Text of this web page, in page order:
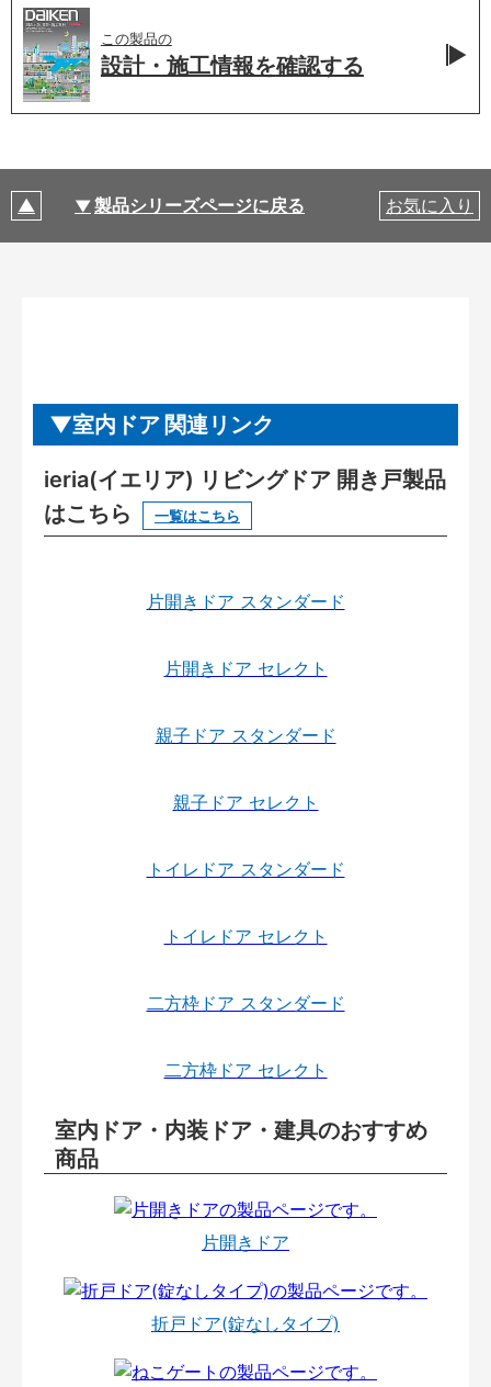
この製品の
設計・施工情報を確認する
製品シリーズページに戻る お気に入り
室内ドア 関連リンク
ieria(イエリア) リビングドア 開き戸製品
はこちら
一覧はこちら
片開きドア スタンダード
片開きドア セレクト
親子ドア スタンダード
親子ドア セレクト
トイレドア スタンダード
トイレドア セレクト
二方枠ドア スタンダード
二方枠ドア セレクト
室内ドア・内装ドア・建具のおすすめ
商品
片開きドア
折戸ドア(錠なしタイプ)